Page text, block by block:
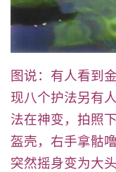
图说：有人看到
现八个护法另有
法在神变，拍照
盔壳，右手拿骷
突然摇身变为大